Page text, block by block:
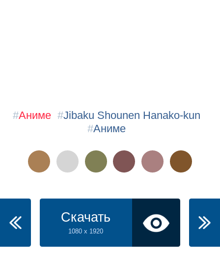
#Аниме #Jibaku Shounen Hanako-kun
#Аниме
Скачать
1080 x 1920